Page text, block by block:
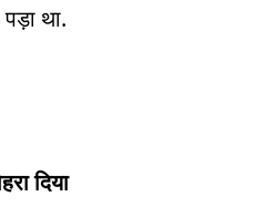
था.
दिया